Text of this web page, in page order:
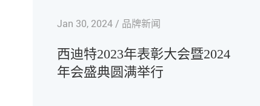
Jan 30, 2024 / 品牌新闻
西迪特2023年表彰大会暨2024
年会盛典圆满举行